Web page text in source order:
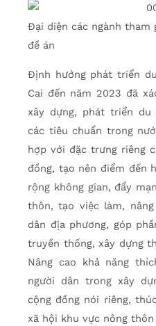
Đại diện các ngành tham
đề án
Định hướng phát triển
Cai đến năm 2023 đã
xây dựng, phát triển
các tiêu chuẩn trong
hợp với đặc trưng riêng
đồng, tạo nên điểm đến
rộng không gian, đẩy
thôn, tạo việc làm,
dân địa phương, góp
truyền thống, xây dựng
Nâng cao khả năng
người dân trong xây
cộng đồng nói riêng,
xã hội khu vực nông